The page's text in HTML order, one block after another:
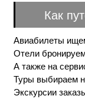
Как
Авиабилеты
Отели
А также на
Туры выбираем
Экскурсии